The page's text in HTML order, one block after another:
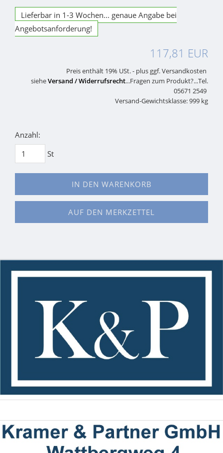
Lieferbar in 1-3 Wochen... genaue Angabe bei
Angebotsanforderung!
117,81 EUR
Preis enthält 19% USt. - plus ggf. Versandkosten
sieheVersand / Widerrufsrecht...Fragen zum Produkt?...Tel.
05671 2549
Versand-Gewichtsklasse: 999 kg
Anzahl:
St
IN DEN WARENKORB
AUF DEN MERKZETTEL